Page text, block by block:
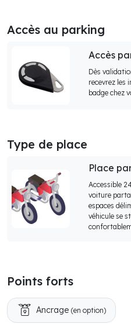
Accès au parking
Accès
Dès
recevrez les
badge chez
Type de place
Place
Accessible
voiture
espaces
véhicule se
Points forts
Ancrage (en option)